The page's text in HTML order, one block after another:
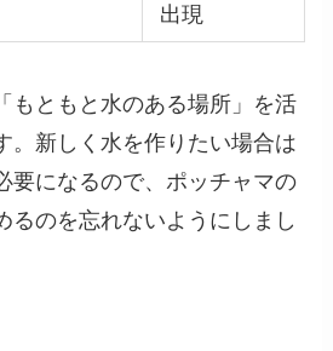
出現
もともと水のある場所」を活
。新しく水を作りたい場合は
要になるので、ポッチャマの
るのを忘れないようにしまし